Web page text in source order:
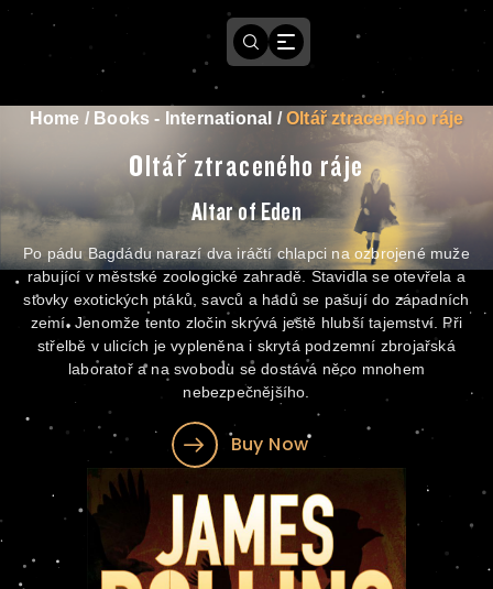
Home / Books - International /Oltář ztraceného ráje
Oltář ztraceného ráje
Altar of Eden
Po pádu Bagdádu narazí dva iráčtí chlapci na ozbrojené muže
rabující v městské zoologické zahradě. Stavidla se otevřela a
stovky exotických ptáků, savců a hadů se pašují do západních
zemí. Jenomže tento zločin skrývá ještě hlubší tajemství. Při
střelbě v ulicích je vypleněna i skrytá podzemní zbrojařská
laboratoř a na svobodu se dostává něco mnohem
nebezpečnějšího.
Buy Now